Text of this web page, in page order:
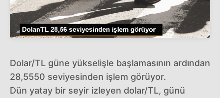
Dolar/TL güne yükselişle başlamasının ardından
28,5550 seviyesinden işlem görüyor.
Dün yatay bir seyir izleyen dolar/TL, günü